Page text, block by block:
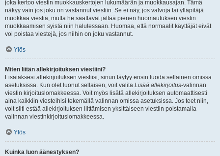
joka kertoo viestin muokkauskertojen lukumäärän ja muokkausajan. Tämä
näkyy vain jos joku on vastannut viestiin. Se ei näy, jos valvoja tai ylläpitäjä
muokkaa viestiä, mutta he saattavat jättää pienen huomautuksen viestin
muokkaamisen syistä niin halutessaan. Huomaa, että normaalit käyttäjät eivät
voi poistaa viestejä, jos niihin on joku vastannut.
Ylös
Miten liitän allekirjoituksen viestiini?
Lisätäksesi allekirjoituksen viestiisi, sinun täytyy ensin luoda sellainen omissa
asetuksissa. Kun olet luonut sellaisen, voit valita Lisää allekirjoitus-valinnan
viestin kirjoituslomakkeessa. Voit myös lisätä allekirjoituksen automaattisesti
aina kaikkiin viesteihisi tekemällä valinnan omissa asetuksissa. Jos teet niin,
voit silti estää allekirjoituksen liittämisen yksittäiseen viestiin poistamalla
valinnan viestinkirjoituslomakkeessa.
Ylös
Kuinka luon äänestyksen?